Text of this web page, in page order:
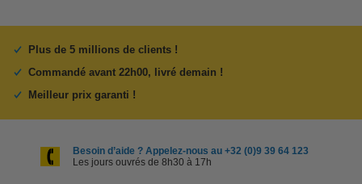
Plus de 5 millions de clients !
Commandé avant 22h00, livré demain !
Meilleur prix garanti !
Besoin d’aide ? Appelez-nous au +32 (0)9 39 64 123
Les jours ouvrés de 8h30 à 17h